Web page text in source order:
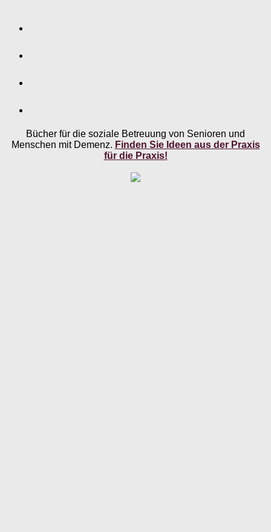
Bücher für die soziale Betreuung von Senioren und
Menschen mit Demenz. Finden Sie Ideen aus der Praxis
für die Praxis!